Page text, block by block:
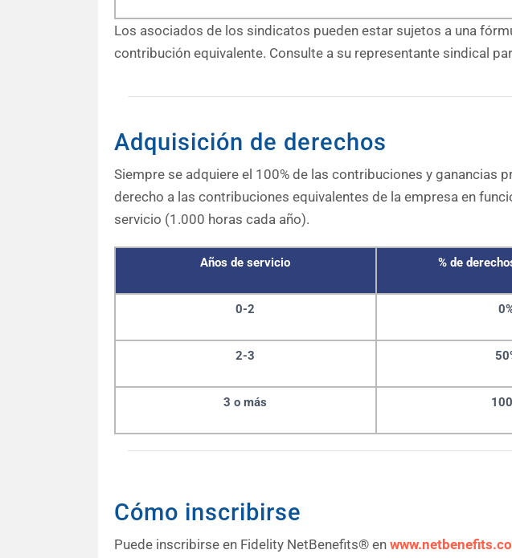
Los asociados de los sindicatos pueden estar sujetos a una
contribución equivalente. Consulte a su representante sindical
Adquisición de derechos
Siempre se adquiere el 100% de las contribuciones y ganancias
derecho a las contribuciones equivalentes de la empresa en
servicio (1.000 horas cada año).
Años de servicio % de
0-2
2-3
3 o más
Cómo inscribirse
Puede inscribirse en Fidelity NetBenefits® en